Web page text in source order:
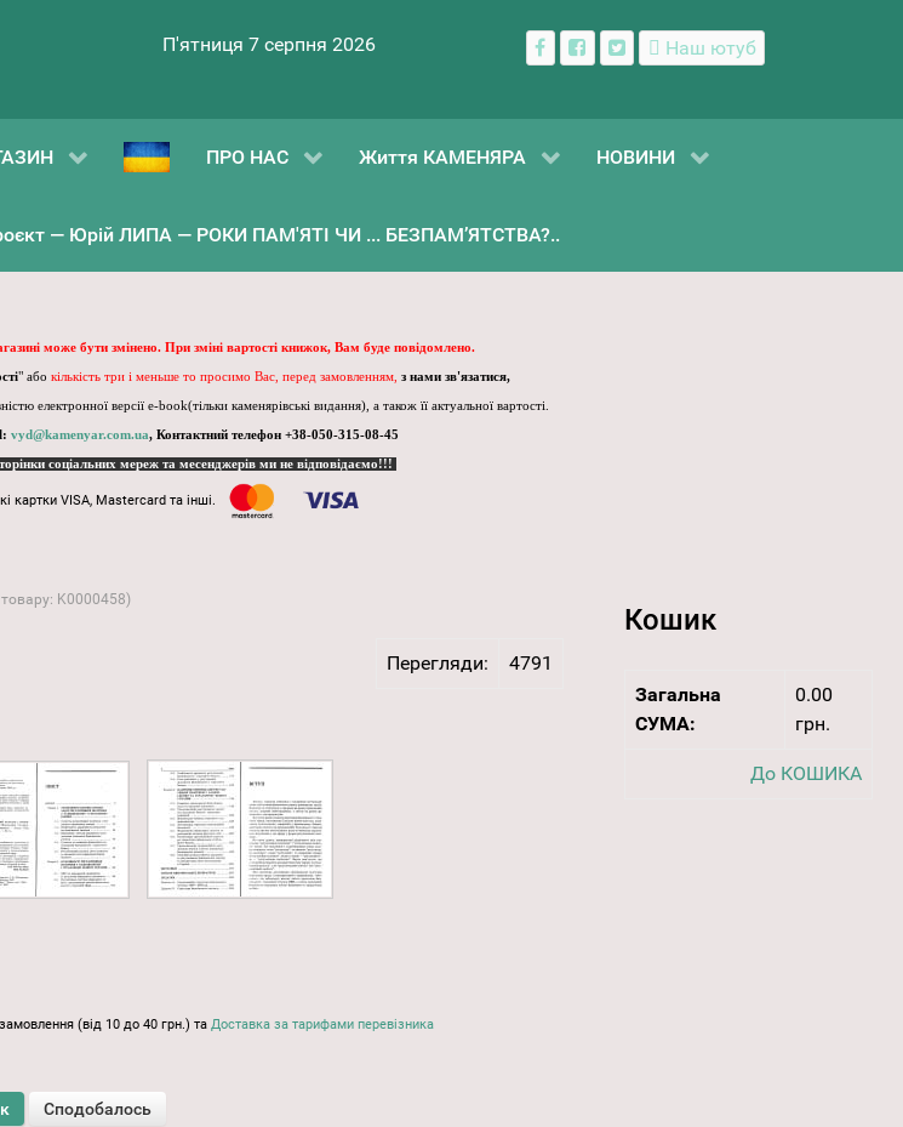
П'ятниця 7 серпня 2026 Наш ютуб
ПРО НАС Життя КАМЕНЯРА НОВИНИ
— Юрій ЛИПА — РОКИ ПАМ'ЯТІ ЧИ ... БЕЗПАМ’ЯТСТВА?..
може бути змінено. При зміні вартості книжок, Вам буде повідомлено.
" або кількість три і меньше то просимо Вас, перед замовленням, з нами зв'язатися,
електронної версії e-book(тільки каменярівські видання), а також її актуальної вартості.
vyd@kamenyar.com.ua, Контактний телефон +38-050-315-08-45
соціальних мереж та месенджерів ми не відповідаємо!!!
картки VISA, Mastercard та інші.
K0000458)
Перегляди: 4791
(від 10 до 40 грн.) та Доставка за тарифами перевізника
Кошик
Загальна
СУМА:
0.00
грн.
До КОШИКА